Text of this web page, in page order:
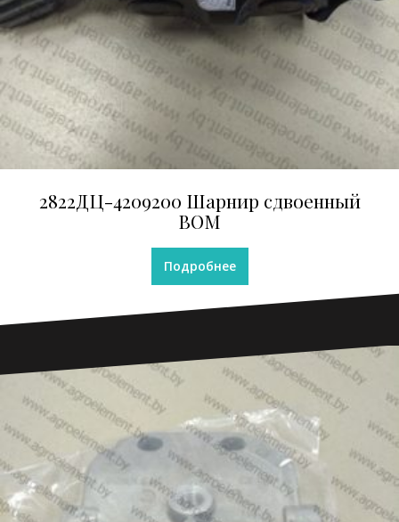
2822ДЦ-4209200 Шарнир сдвоенный
ВОМ
Подробнее